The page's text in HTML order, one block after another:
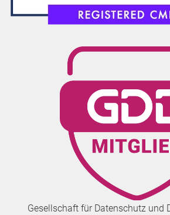
Gesellschaft für Datenschutz und